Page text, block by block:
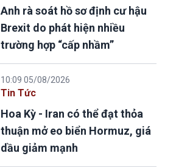
Anh rà soát hồ sơ định cư hậu
Brexit do phát hiện nhiều
trường hợp “cấp nhầm”
10:09 05/08/2026
Tin Tức
Hoa Kỳ - Iran có thể đạt thỏa
thuận mở eo biển Hormuz, giá
dầu giảm mạnh